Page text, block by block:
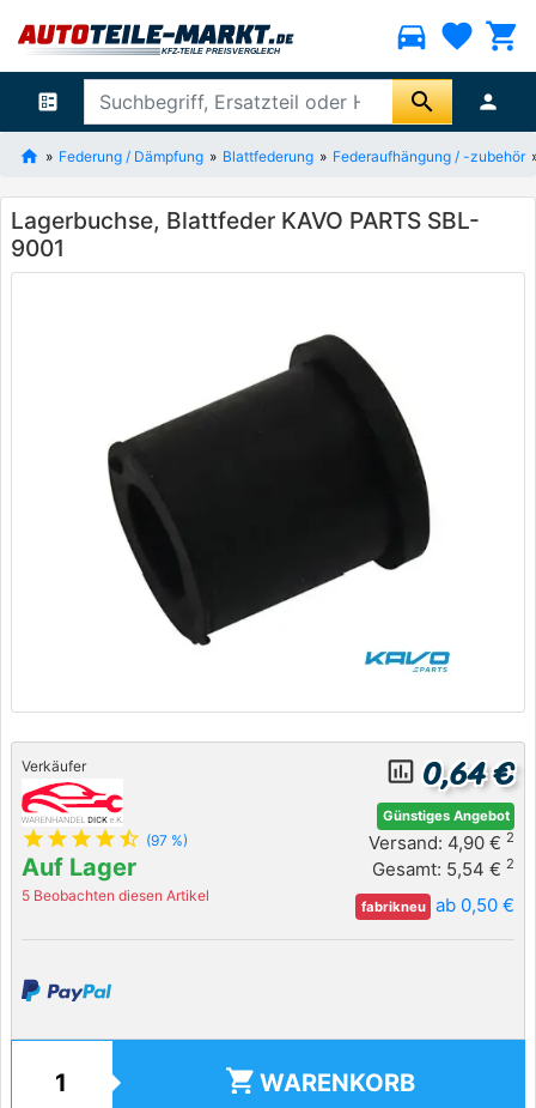
directions_car favorite shopping_cart
ballot search person
Federung / Dämpfung Blattfederung Federaufhängung / -zubehör
Lagerbuchse, Blattfeder KAVO PARTS SBL-
9001
Verkäufer
star star star star star_half (97 %)
Auf Lager
5 Beobachten diesen Artikel
insert_chart_outlined 0,64 €
Günstiges Angebot
Versand: 4,90 € 2
Gesamt: 5,54 € 2
fabrikneu ab 0,50 €
shopping_cart WARENKORB